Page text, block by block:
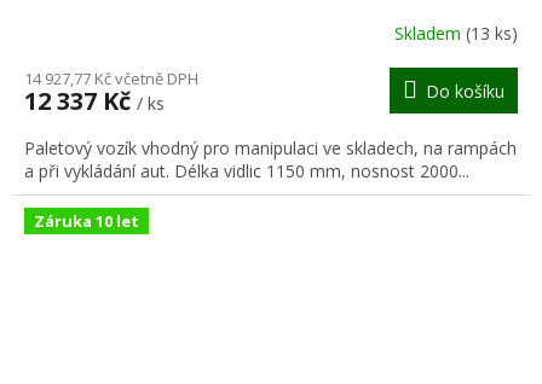
R
M
A
Skladem (13 ks)
14 927,77 Kč včetně DPH
12 337 Kč / ks
Do košíku
Paletový vozík vhodný pro manipulaci ve skladech, na rampách
a při vykládání aut. Délka vidlic 1150 mm, nosnost 2000...
Záruka 10 let